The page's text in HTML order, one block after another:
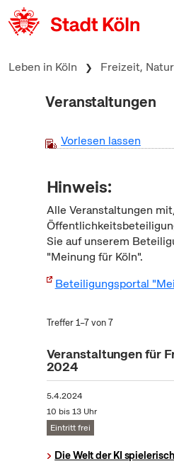
zum Inhalt springen
Leben in Köln Freizeit,
Veranstaltungen
Vorlesen lassen
Hinweis:
Alle Veranstaltungen
Sie auf unserem
"Meinung für Köln".
Beteiligungsportal
Treffer 1–7 von 7
Veranstaltungen für
2024
5.4.2024
10 bis 13 Uhr
Eintritt frei
Die Welt der KI